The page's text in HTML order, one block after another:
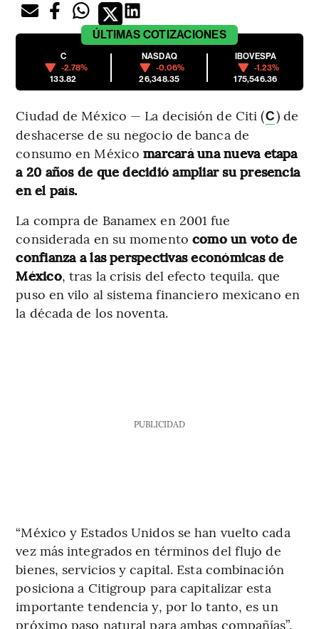
ÚLTIMAS COTIZACIONES
C
-2.78%
133.82
NASDAQ
-0.06%
26,348.35
IBOVESPA
-1.23%
175,546.36
Ciudad de México — La decisión de Citi (C) de
deshacerse de su negocio de banca de
consumo en Méxicomarcará una nueva etapa
a 20 años de que decidió ampliar su presencia
en el país.
La compra de Banamex en 2001 fue
considerada en su momento como un voto de
confianza a las perspectivas económicas de
México, tras la crisis del efecto tequila. que
puso en vilo al sistema financiero mexicano en
la década de los noventa.
PUBLICIDAD
“México y Estados Unidos se han vuelto cada
vez más integrados en términos del flujo de
bienes, servicios y capital. Esta combinación
posiciona a Citigroup para capitalizar esta
importante tendencia y, por lo tanto, es un
próximo paso natural para ambas compañías”.